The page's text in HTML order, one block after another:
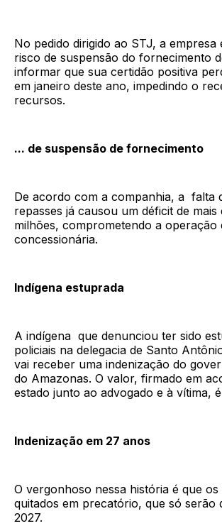
No pedido dirigido ao STJ, a empresa
risco de suspensão do fornecimento
informar que sua certidão positiva
em janeiro deste ano, impedindo o
recursos.
... de suspensão de fornecimento
De acordo com a companhia, a falta
repasses já causou um déficit de mais
milhões, comprometendo a operação
concessionária.
Indígena estuprada
A indígena que denunciou ter sido
policiais na delegacia de Santo
vai receber uma indenização do
do Amazonas. O valor, firmado em
estado junto ao advogado e à vítima,
Indenização em 27 anos
O vergonhoso nessa história é que
quitados em precatório, que só serão
2027.